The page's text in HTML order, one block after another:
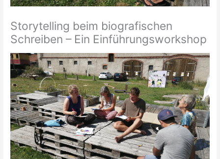
Storytelling beim biografischen
Schreiben – Ein Einführungsworkshop